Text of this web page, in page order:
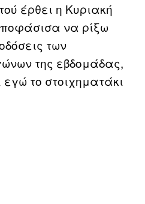
έρθει η Κυριακή
να ρίξω
των
της εβδομάδας,
το στοιχηματάκι